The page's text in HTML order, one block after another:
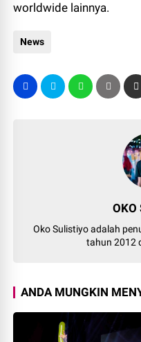
worldwide lainnya.
News
OKO
Oko Sulistiyo adalah
tahun 2012
ANDA MUNGKIN